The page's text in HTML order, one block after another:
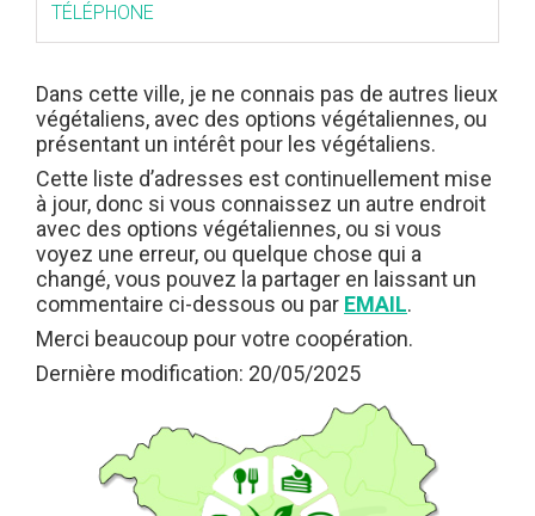
TÉLÉPHONE
Dans cette ville, je ne connais pas de autres lieux
végétaliens, avec des options végétaliennes, ou
présentant un intérêt pour les végétaliens.
Cette liste d’adresses est continuellement mise
à jour, donc si vous connaissez un autre endroit
avec des options végétaliennes, ou si vous
voyez une erreur, ou quelque chose qui a
changé, vous pouvez la partager en laissant un
commentaire ci-dessous ou par EMAIL.
Merci beaucoup pour votre coopération.
Dernière modification: 20/05/2025